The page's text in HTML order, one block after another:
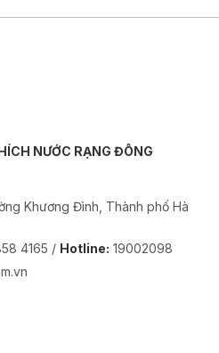
NƯỚC RẠNG ĐÔNG
Khương Đình, Thành phố Hà
4165 / Hotline: 19002098